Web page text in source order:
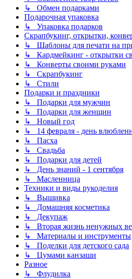
↳ Обмен подарками
Подарочная упаковка
↳ Упаковка подарков
Скрапбукинг, открытки,
↳ Шаблоны для печати на
↳ Кардмейкинг - открытки
↳ Конверты своими руками
↳ Скрапбукинг
↳ Стили
Подарки и праздники
↳ Подарки для мужчин
↳ Подарки для женщин
↳ Новый год
↳ 14 февраля - день
↳ Пасха
↳ Свадьба
↳ Подарки для детей
↳ День знаний - 1 сентября
↳ Масленница
Техники и виды рукоделия
↳ Вышивка
↳ Домашняя косметика
↳ Декупаж
↳ Вторая жизнь ненужных
↳ Материалы и инструменты
↳ Поделки для детского сада
↳ Цумами канзаши
Разное
↳ Флудилка